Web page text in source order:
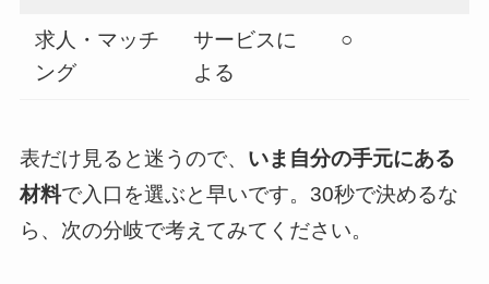
求人・マッチ
ング
サービスに
よる
○
表だけ見ると迷うので、 いま自分の手元にある
材料で入口を選ぶと早いです。30秒で決めるな
ら、次の分岐で考えてみてください。